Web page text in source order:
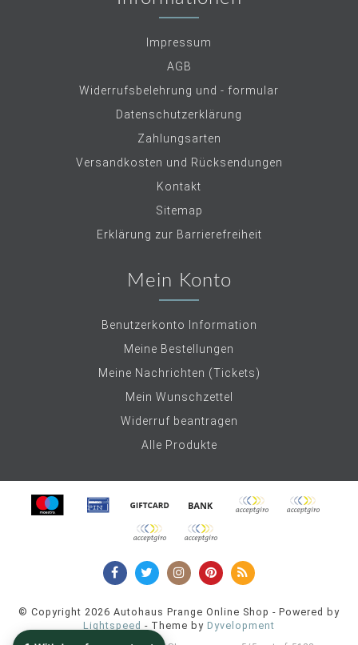
Impressum
AGB
Widerrufsbelehrung und - formular
Datenschutzerklärung
Zahlungsarten
Versandkosten und Rücksendungen
Kontakt
Sitemap
Erklärung zur Barrierefreiheit
Mein Konto
Benutzerkonto Information
Meine Bestellungen
Meine Nachrichten (Tickets)
Mein Wunschzettel
Widerruf beantragen
Alle Produkte
© Copyright 2026 Autohaus Prange Online Shop - Powered by
Lightspeed - Theme by Dyvelopment